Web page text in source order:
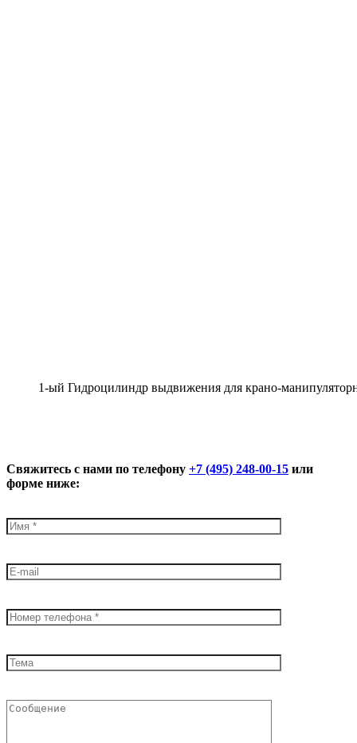
1-ый Гидроцилиндр выдвижения для крано-
Свяжитесь с нами по телефону +7 (495) 248-00-15 или
форме ниже: